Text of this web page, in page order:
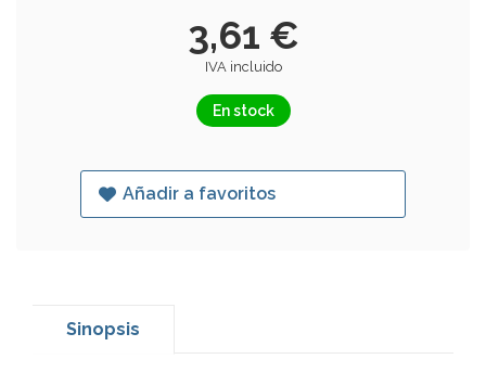
3,61 €
IVA incluido
En stock
Añadir a favoritos
Sinopsis